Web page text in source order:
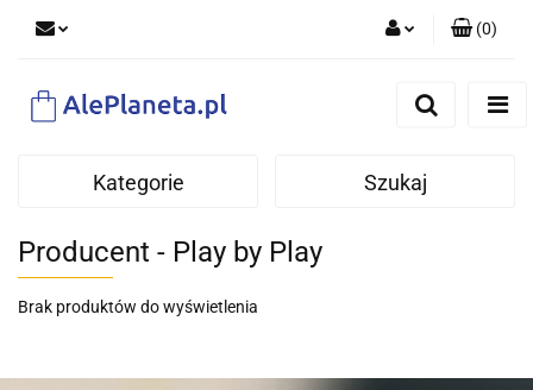
(0)
Kategorie Szukaj
Producent - Play by Play
Brak produktów do wyświetlenia